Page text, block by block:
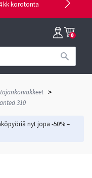
kk korotonta
0
>
310
nyt jopa -50% –